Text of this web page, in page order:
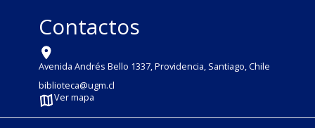
Contactos
Avenida Andrés Bello 1337, Providencia, Santiago, Chile
biblioteca@ugm.cl
Ver mapa